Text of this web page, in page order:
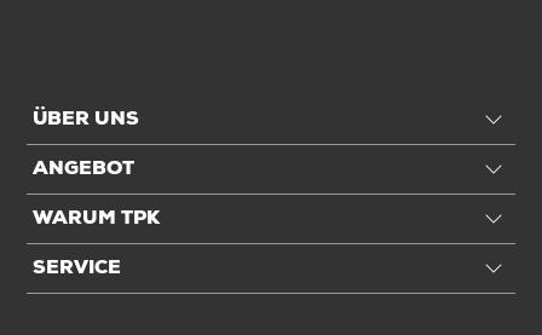
ÜBER UNS
ANGEBOT
WARUM TPK
SERVICE